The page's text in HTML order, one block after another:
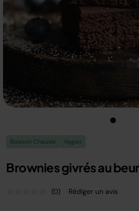
Boisson Chaude Vegan
Brownies givrés au
Aucune
(0) Rédiger un avis